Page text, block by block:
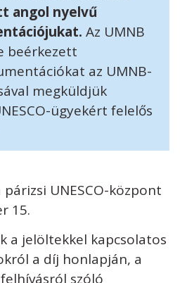
angol nyelvű
Az UMNB
beérkezett
az UMNB-
megküldjük
ügyekért felelős
UNESCO-központ
15.
a jelöltekkel kapcsolatos
a díj honlapján, a
szóló